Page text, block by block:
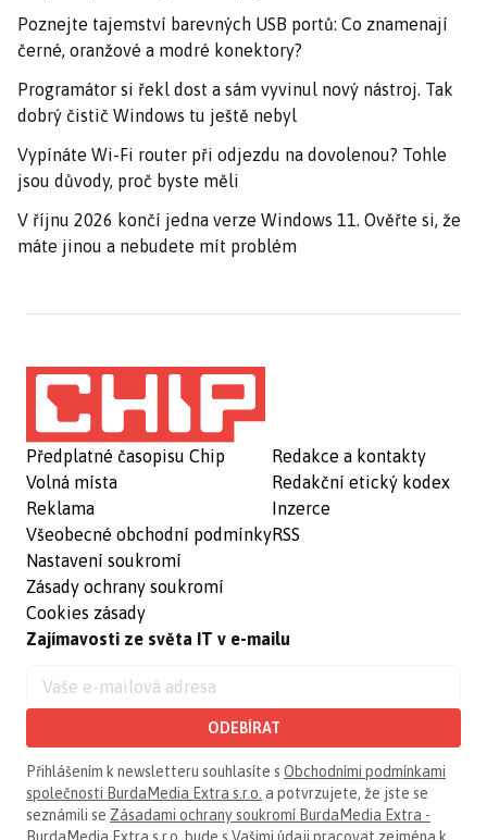
Poznejte tajemství barevných USB portů: Co znamenají
černé, oranžové a modré konektory?
Programátor si řekl dost a sám vyvinul nový nástroj. Tak
dobrý čistič Windows tu ještě nebyl
Vypínáte Wi-Fi router při odjezdu na dovolenou? Tohle
jsou důvody, proč byste měli
V říjnu 2026 končí jedna verze Windows 11. Ověřte si, že
máte jinou a nebudete mít problém
Předplatné časopisu Chip
Volná místa
Reklama
Všeobecné obchodní podmínky
Nastavení soukromí
Zásady ochrany soukromí
Cookies zásady
Redakce a kontakty
Redakční etický kodex
Inzerce
RSS
Zajímavosti ze světa IT v e-mailu
ODEBÍRAT
Přihlášením k newsletteru souhlasíte s Obchodními podmínkami
společnosti BurdaMedia Extra s.r.o. a potvrzujete, že jste se
seznámili se Zásadami ochrany soukromí BurdaMedia Extra -